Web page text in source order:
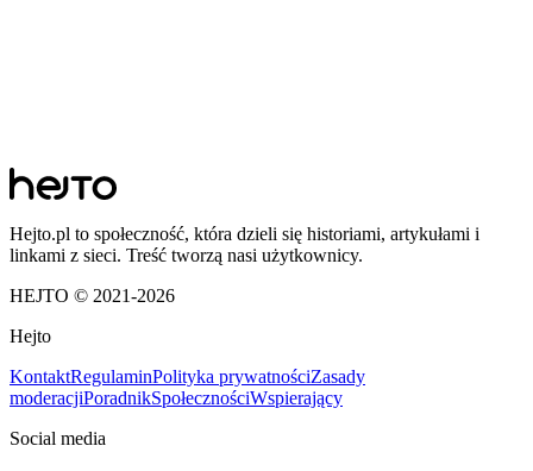
Hejto.pl to społeczność, która dzieli się historiami, artykułami i
linkami z sieci. Treść tworzą nasi użytkownicy.
HEJTO © 2021-2026
Hejto
KontaktRegulaminPolityka prywatnościZasady
moderacjiPoradnikSpołecznościWspierający
Social media